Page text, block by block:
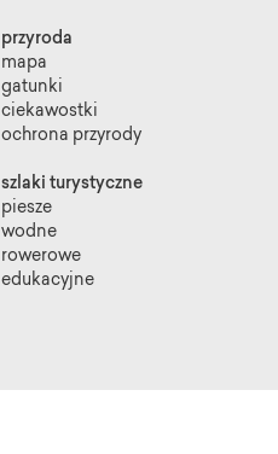
przyroda
mapa
gatunki
ciekawostki
ochrona przyrody
szlaki turystyczne
piesze
wodne
rowerowe
edukacyjne